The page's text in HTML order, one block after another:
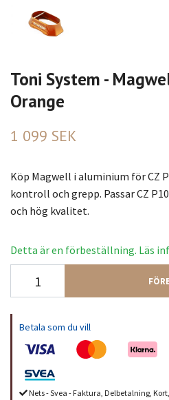
Toni System -
Orange
1 099 SEK
Köp Magwell i aluminium för CZ
kontroll och grepp. Passar CZ
och hög kvalitet.
Detta är en förbeställning. Läs
Betala som du vill
Nets - Svea - Faktura, Delbetalning,